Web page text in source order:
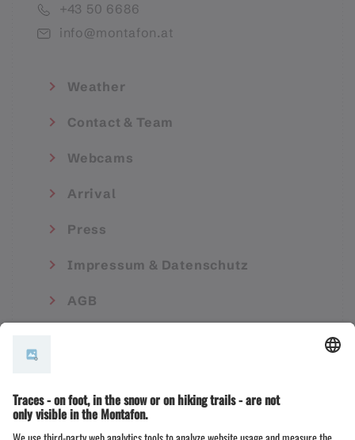
+43 50 6686
info@montafon.at
Weather
Contact & Team
Webcams
Arrival
Press
Impressum & Datenschutz
AGB